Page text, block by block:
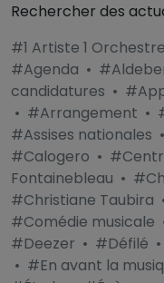
Rechercher des
#1 Artiste 1 Orchestre
#Agenda •
candidatures •
• #Arrangement •
#Assises nationales •
#Calogero •
Fontainebleau •
#Christiane Taubira
#Comédie musicale
#Deezer • #Défilé •
• #En avant la